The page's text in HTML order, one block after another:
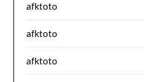
afktoto
afktoto
afktoto